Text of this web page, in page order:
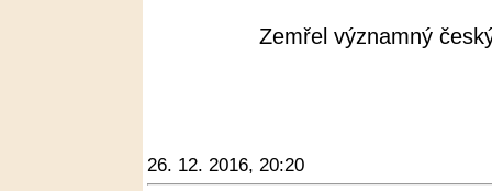
Zemřel významný
26. 12. 2016, 20:20